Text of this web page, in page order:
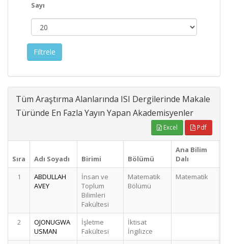
Sayı
Tüm Araştırma Alanlarında ISI Dergilerinde Makale
Türünde En Fazla Yayın Yapan Akademisyenler
Excel Pdf
Sıra Adı Soyadı Birimi Bölümü
Ana Bilim
Dalı
1
ABDULLAH
AVEY
İnsan ve
Toplum
Bilimleri
Fakültesi
Matematik
Bölümü
Matematik
2
OJONUGWA
USMAN
İşletme
Fakültesi
İktisat
İngilizce